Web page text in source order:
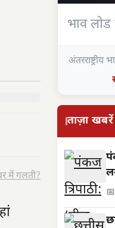
में गलती?
भाव
अंतरराष्ट्रीय
ताज़ा खबरें